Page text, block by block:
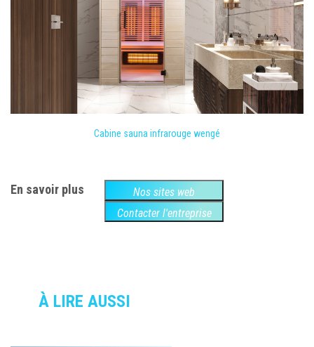
Cabine sauna infrarouge wengé
En savoir plus
Nos sites web
Contacter l'entreprise
À LIRE AUSSI